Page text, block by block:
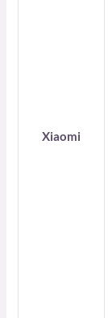
Xiaomi